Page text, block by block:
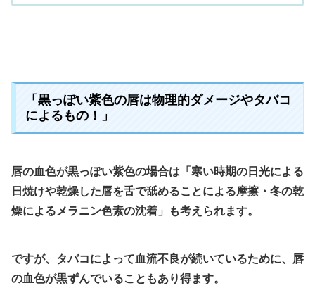
「黒っぽい紫色の唇は物理的ダメージやタバコ
によるもの！」
唇の血色が黒っぽい紫色の場合は「寒い時期の日光による
日焼けや乾燥した唇を舌で舐めることによる摩擦・冬の乾
燥によるメラニン色素の沈着」も考えられます。
ですが、タバコによって血流不良が続いているために、唇
の血色が黒ずんでいることもあり得ます。